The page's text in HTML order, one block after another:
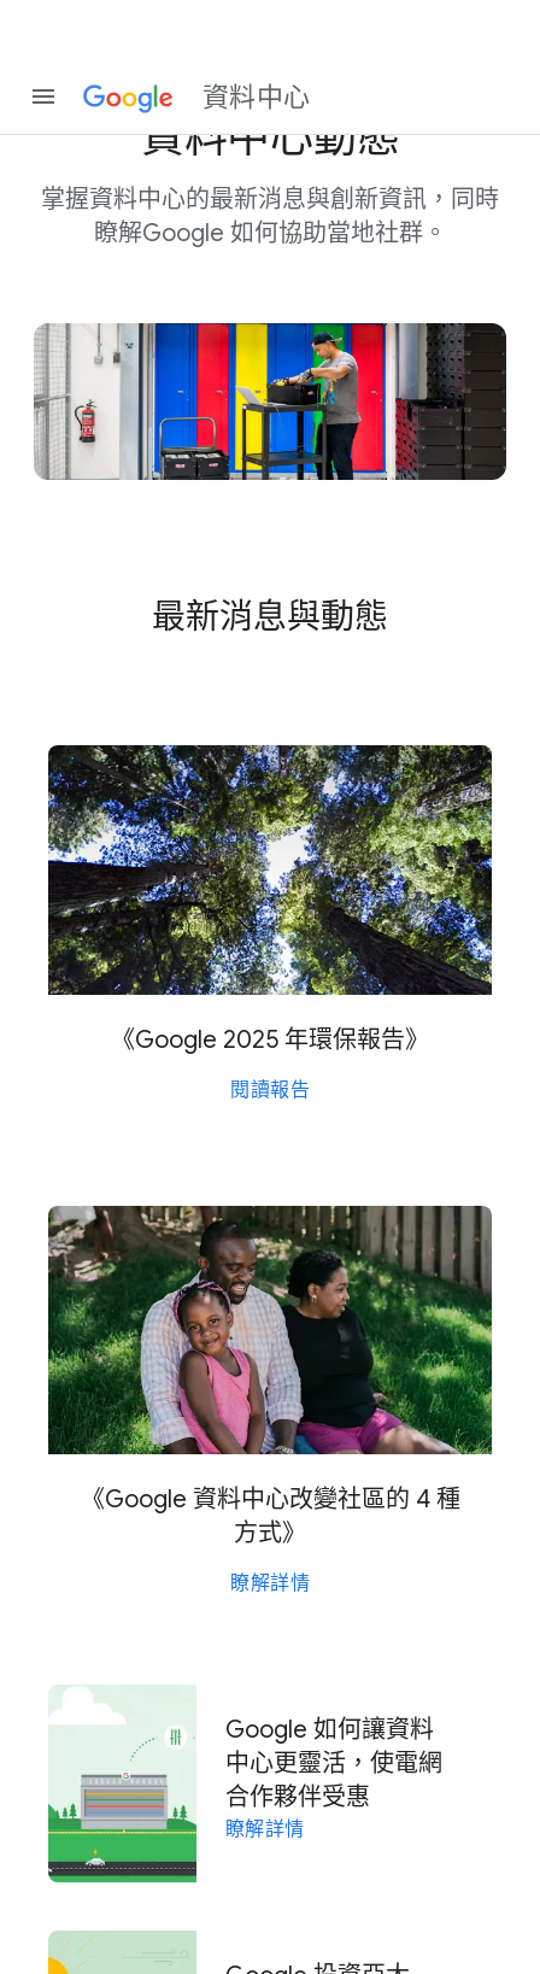
資料​中心
即​時​掌握
資料​中心​動態
掌握​資料​中心​的​最​新​消息​與​創新​資訊，​同時​
瞭解Google 如何​協助​當地​社群。
最​新​消息​與​動態
《Google 202​5 年​環保​報告》
閱讀​報告
《Google 資料​中心​改變​社區​的 4 種​
方式​》
瞭解​詳情
Google 如何​讓​資料​
中心​更​靈活，​使​電網​
合作​夥伴​受​惠
瞭解​詳情